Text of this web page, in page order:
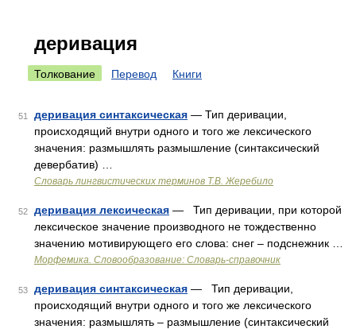
деривация
Толкование Перевод Книги
51 деривация синтаксическая — Тип деривации,
происходящий внутри одного и того же лексического
значения: размышлять размышление (синтаксический
девербатив) …
Словарь лингвистических терминов Т.В. Жеребило
52 деривация лексическая — Тип деривации, при которой
лексическое значение производного не тождественно
значению мотивирующего его слова: снег – подснежник …
Морфемика. Словообразование: Словарь-справочник
53 деривация синтаксическая — Тип деривации,
происходящий внутри одного и того же лексического
значения: размышлять – размышление (синтаксический